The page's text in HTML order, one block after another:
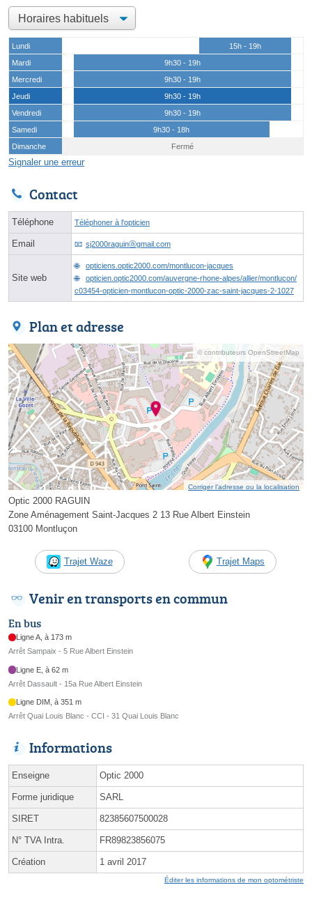
Lundi
15h - 19h
Mardi
9h30 - 19h
Mercredi
9h30 - 19h
Jeudi
9h30 - 19h
Vendredi
9h30 - 19h
Samedi
9h30 - 18h
Dimanche
Fermé
Signaler une erreur
Contact
Téléphone Téléphoner à l'opticien
Email sj2000raguinⓐgmail.com
Site web
opticiens.optic2000.com/montlucon-jacques
opticien.optic2000.com/auvergne-rhone-alpes/allier/montlucon/
c03454-opticien-montlucon-optic-2000-zac-saint-jacques-2-1027
Plan et adresse
© contributeurs OpenStreetMap
Corriger l’adresse ou la localisation
Optic 2000 RAGUIN
Zone Aménagement Saint-Jacques 2 13 Rue Albert Einstein
03100 Montluçon
Trajet Waze Trajet Maps
Venir en transports en commun
En bus
Ligne A, à 173 m
Arrêt Sampaix - 5 Rue Albert Einstein
Ligne E, à 62 m
Arrêt Dassault - 15a Rue Albert Einstein
Ligne DIM, à 351 m
Arrêt Quai Louis Blanc - CCI - 31 Quai Louis Blanc
Informations
Enseigne Optic 2000
Forme juridique SARL
SIRET 82385607500028
N° TVA Intra. FR89823856075
Création 1 avril 2017
Éditer les informations de mon optométriste